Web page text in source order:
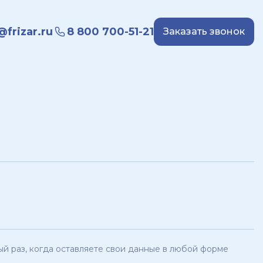
8 800 700-51-21 Заказать звонок
раз, когда оставляете свои данные в любой форме